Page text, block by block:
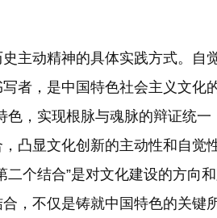
动精神的具体实践方式。自
者，是中国特色社会主义文化
色，实现根脉与魂脉的辩证统一
凸显文化创新的主动性和自觉性
个结合”是对文化建设的方向
，不仅是铸就中国特色的关键